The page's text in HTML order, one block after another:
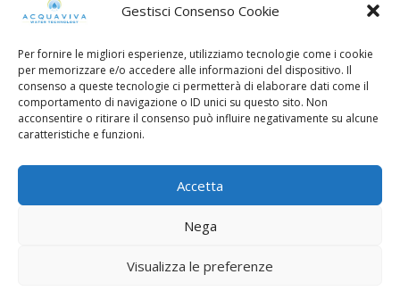
Gestisci Consenso Cookie
Per fornire le migliori esperienze, utilizziamo tecnologie come i cookie
per memorizzare e/o accedere alle informazioni del dispositivo. Il
consenso a queste tecnologie ci permetterà di elaborare dati come il
comportamento di navigazione o ID unici su questo sito. Non
acconsentire o ritirare il consenso può influire negativamente su alcune
caratteristiche e funzioni.
Accetta
Nega
Visualizza le preferenze
FP Design - Flavio Pellegrini